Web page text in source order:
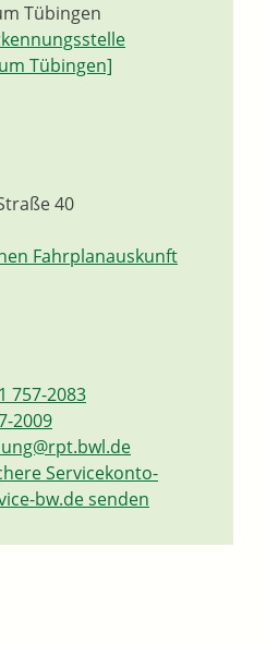
Tübingen
Tübingen]
40
Fahrplanauskunft
757-2083
2009
Servicekonto-
bw.de senden